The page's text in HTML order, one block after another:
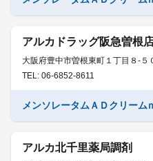
アルカドラッグ阪急曽根
大阪府豊中市曽根東町１丁目８-５
TEL: 06-6852-8611
メンソレータムＡＤクリー
アルカ北千里薬局調剤